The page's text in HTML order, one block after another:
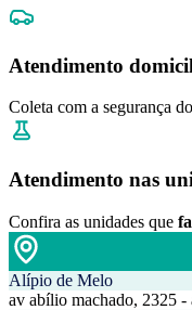
Atendimento
Coleta com a segurança
Atendimento nas
Confira as unidades que
Alípio de Melo
av abílio machado, 2325